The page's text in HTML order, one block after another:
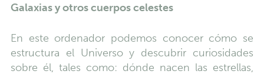
Galaxias y otros cuerpos celestes
En este ordenador podemos conocer cómo se
estructura el Universo y descubrir curiosidades
sobre él, tales como: dónde nacen las estrellas,